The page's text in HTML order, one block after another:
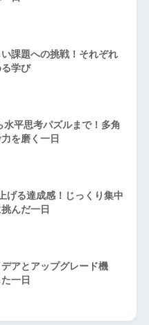
課題への挑戦！それぞれ
学び
水平思考パズルまで！多角
を磨く一日
げる達成感！じっくり集中
んだ一日
アとアップグレード機
一日